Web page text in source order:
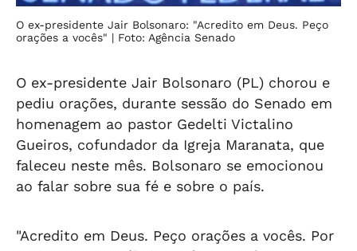
O ex-presidente Jair Bolsonaro: "Acredito em Deus. Peço
orações a vocês" | Foto: Agência Senado
O ex-presidente Jair Bolsonaro (PL) chorou e
pediu orações, durante sessão do Senado em
homenagem ao pastor Gedelti Victalino
Gueiros, cofundador da Igreja Maranata, que
faleceu neste mês. Bolsonaro se emocionou
ao falar sobre sua fé e sobre o país.
"Acredito em Deus. Peço orações a vocês. Por